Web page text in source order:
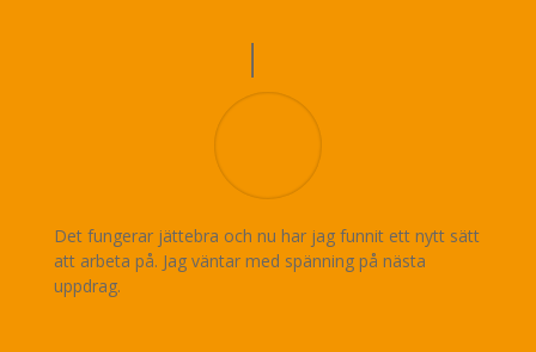
Det fungerar jättebra och nu har jag funnit ett nytt sätt
att arbeta på. Jag väntar med spänning på nästa
uppdrag.